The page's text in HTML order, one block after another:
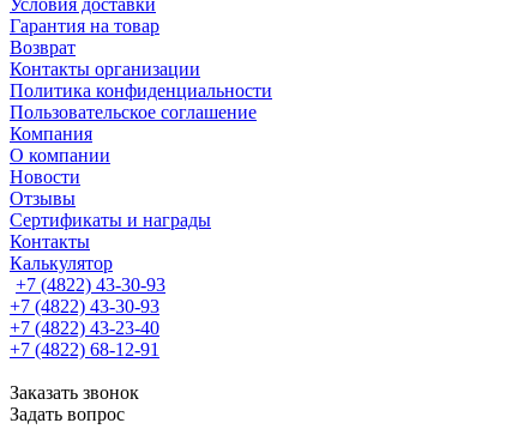
Условия доставки
Гарантия на товар
Возврат
Контакты организации
Политика конфиденциальности
Пользовательское соглашение
Компания
О компании
Новости
Отзывы
Сертификаты и награды
Контакты
Калькулятор
+7 (4822) 43-30-93
+7 (4822) 43-30-93
+7 (4822) 43-23-40
+7 (4822) 68-12-91
Заказать звонок
Задать вопрос